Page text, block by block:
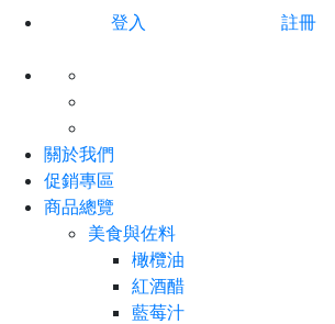
登入 註冊
關於我們
促銷專區
商品總覽
美食與佐料
橄欖油
紅酒醋
藍莓汁